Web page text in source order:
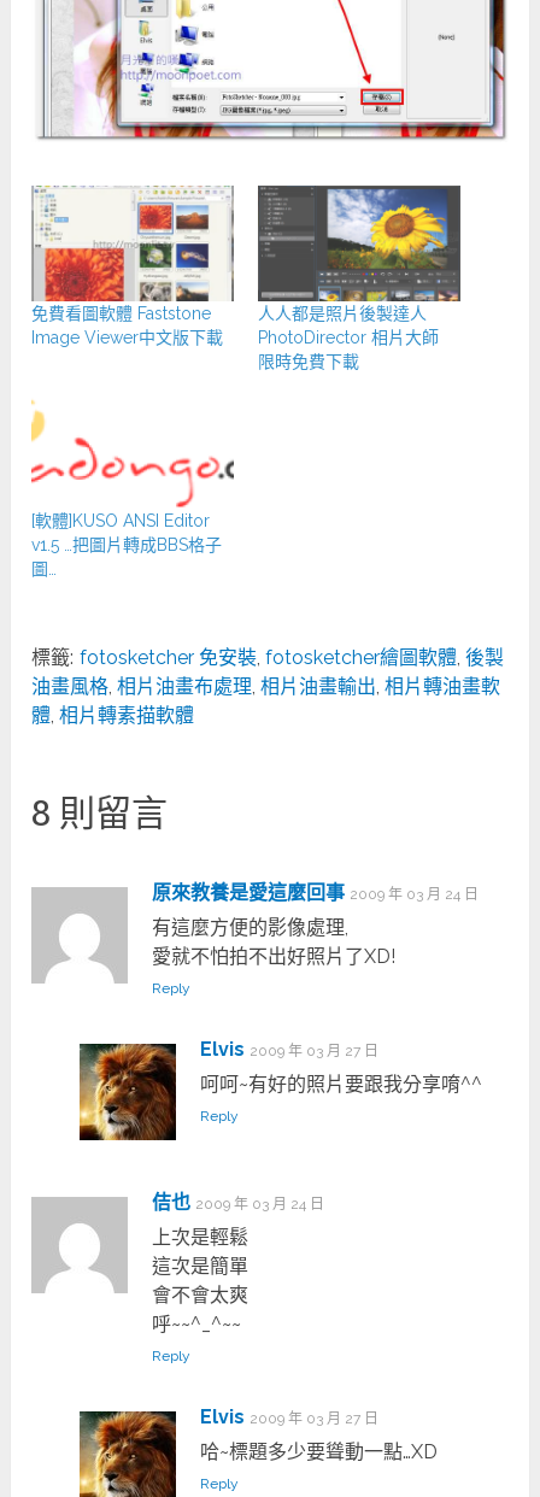
免費看圖軟體 Faststone
Image Viewer中文版下載
人人都是照片後製達人
PhotoDirector 相片大師
限時免費下載
[軟體]KUSO ANSI Editor
v1.5 …把圖片轉成BBS格子
圖…
標籤: fotosketcher 免安裝,fotosketcher繪圖軟體,後製
油畫風格,相片油畫布處理,相片油畫輸出,相片轉油畫軟
體,相片轉素描軟體
8 則留言
原來教養是愛這麼回事 2009 年 03 月 24 日
有這麼方便的影像處理,
愛就不怕拍不出好照片了XD!
Reply
Elvis 2009 年 03 月 27 日
呵呵~有好的照片要跟我分享唷^^
Reply
佶也 2009 年 03 月 24 日
上次是輕鬆
這次是簡單
會不會太爽
呼~~^_^~~
Reply
Elvis 2009 年 03 月 27 日
哈~標題多少要聳動一點…XD
Reply